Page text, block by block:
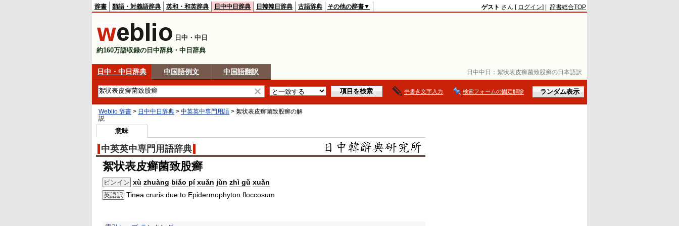
日中中日： 絮状表皮癣菌致股癣の日本語訳
辞書 類語・対義語辞典 英和・和英辞典 日中中日辞典 日韓韓日辞典 古語辞典 その他の辞書▼ ゲスト さん [ ログイン] | 辞書総合TOP
日中・中日
約160万語収録の日中辞典・中日辞典
日中・中日辞典 中国語例文 中国語翻訳
手書き文字入力 検索フォームの固定解除
Weblio 辞書 > 日中中日辞典 > 中英英中専門用語 > 絮状表皮癣菌致股癣の解
説
意味
中英英中専門用語辞典
絮状表皮癣菌致股癣
ピンイン xù zhuàng biǎo pí xuǎn jùn zhì gǔ xuǎn
英語訳 Tinea cruris due to Epidermophyton floccosum